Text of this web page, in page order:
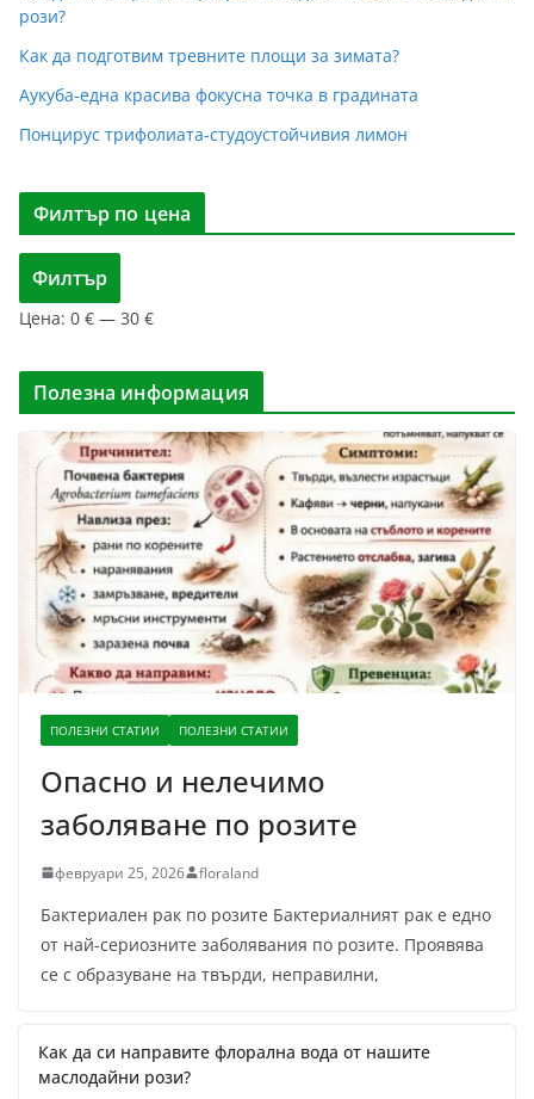
рози?
Как да подготвим тревните площи за зимата?
Аукуба-една красива фокусна точка в градината
Понцирус трифолиата-студоустойчивия лимон
Филтър по цена
и
н
а
а
к
м
Филтър
Цена: 0 € — 30 €
Полезна информация
ПОЛЕЗНИ СТАТИИ ПОЛЕЗНИ СТАТИИ
Опасно и нелечимо
заболяване по розите
февруари 25, 2026 floraland
Бактериален рак по розите Бактериалният рак е едно
от най-сериозните заболявания по розите. Проявява
се с образуване на твърди, неправилни,
Как да си направите флорална вода от нашите
маслодайни рози?